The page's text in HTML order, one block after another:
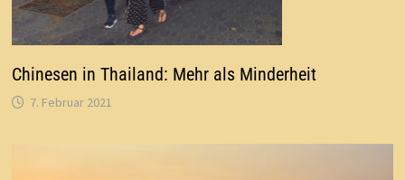
Chinesen in Thailand: Mehr als Minderheit
7. Februar 2021